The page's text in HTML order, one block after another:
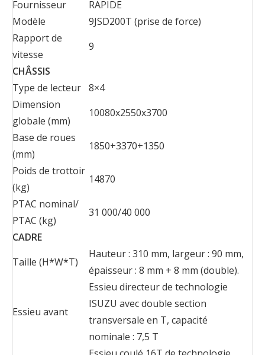
Fournisseur
RAPIDE
Modèle
9JSD200T (prise de force)
Rapport de
vitesse
9
CHÂSSIS
Type de lecteur 8×4
Dimension
globale (mm)
10080x2550x3700
Base de roues
(mm)
1850+3370+1350
Poids de trottoir
(kg)
14870
PTAC nominal/
PTAC (kg)
31 000/40 000
CADRE
Taille (H*W*T)
Hauteur : 310 mm, largeur : 90 mm,
épaisseur : 8 mm + 8 mm (double).
Essieu avant
Essieu directeur de technologie
ISUZU avec double section
transversale en T, capacité
nominale : 7,5 T